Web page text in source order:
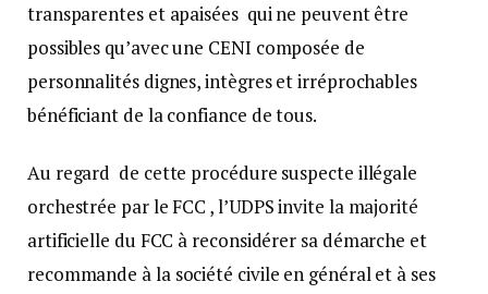
transparentes et apaisées qui ne peuvent être
possibles qu’avec une CENI composée de
personnalités dignes, intègres et irréprochables
bénéficiant de la confiance de tous.
Au regard de cette procédure suspecte illégale
orchestrée par le FCC , l’UDPS invite la majorité
artificielle du FCC à reconsidérer sa démarche et
recommande à la société civile en général et à ses